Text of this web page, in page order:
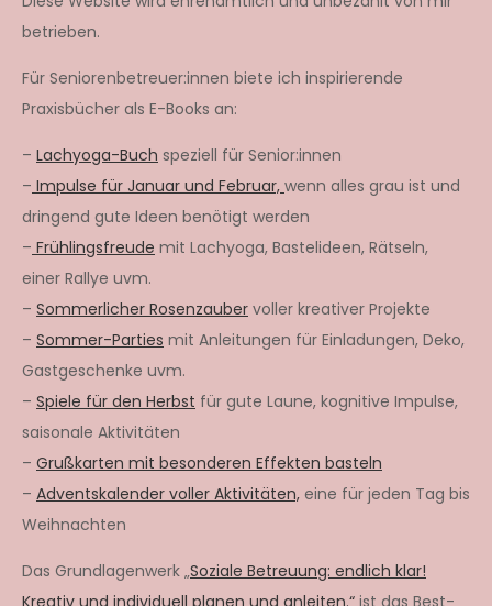
betrieben.
Für Seniorenbetreuer:innen biete ich inspirierende
Praxisbücher als E-Books an:
– Lachyoga-Buch speziell für Senior:innen
– Impulse für Januar und Februar, wenn alles grau ist und
dringend gute Ideen benötigt werden
– Frühlingsfreude mit Lachyoga, Bastelideen, Rätseln,
einer Rallye uvm.
– Sommerlicher Rosenzauber voller kreativer Projekte
– Sommer-Parties mit Anleitungen für Einladungen, Deko,
Gastgeschenke uvm.
– Spiele für den Herbst für gute Laune, kognitive Impulse,
saisonale Aktivitäten
– Grußkarten mit besonderen Effekten basteln
– Adventskalender voller Aktivitäten, eine für jeden Tag bis
Weihnachten
Das Grundlagenwerk „Soziale Betreuung: endlich klar!